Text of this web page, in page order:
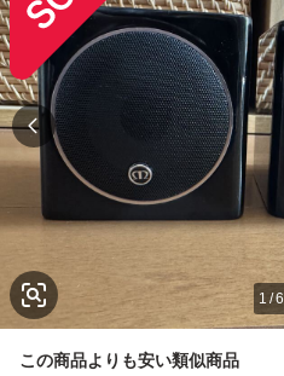
1 /6
この商品よりも安い類似商品